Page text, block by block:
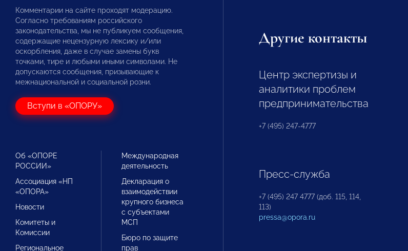
Комментарии на сайте проходят модерацию.
Согласно требованиям российского
законодательства, мы не публикуем сообщения,
содержащие нецензурную лексику и/или
оскорбления, даже в случае замены букв
точками, тире и любыми иными символами. Не
допускаются сообщения, призывающие к
межнациональной и социальной розни.
Вступи в «ОПОРУ»
Об «ОПОРЕ
РОССИИ»
Ассоциация «НП
«ОПОРА»
Новости
Комитеты и
Комиссии
Региональное
Международная
деятельность
Декларация о
взаимодействии
крупного бизнеса
с субъектами
МСП
Бюро по защите
прав
Другие контакты
Центр экспертизы и
аналитики проблем
предпринимательства
+7 (495) 247-4777
Пресс-служба
+7 (495) 247 4777 (доб. 115, 114,
113)
pressa@opora.ru